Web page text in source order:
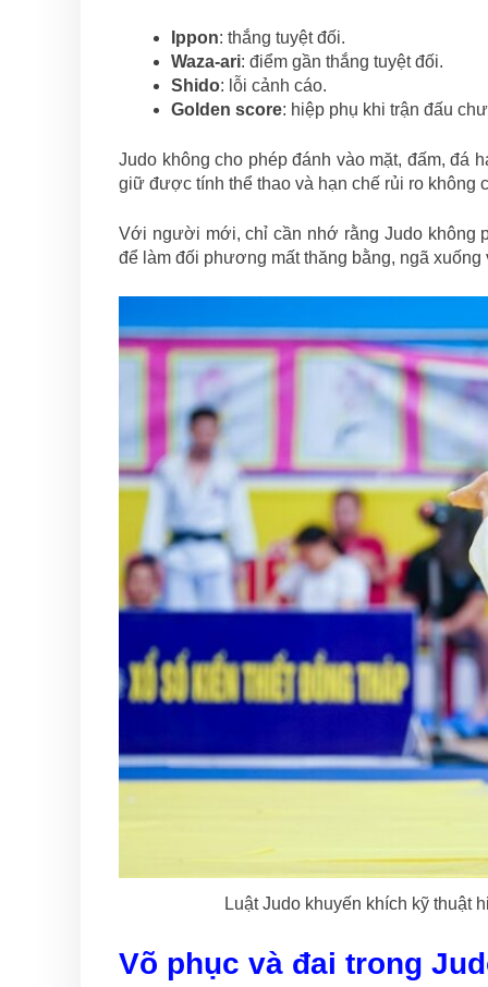
Ippon: thắng tuyệt đối.
Waza-ari: điểm gần thắng tuyệt đối.
Shido: lỗi cảnh cáo.
Golden score: hiệp phụ khi trận đấu
Judo không cho phép đánh vào mặt, đấm, đá
giữ được tính thể thao và hạn chế rủi ro không
Với người mới, chỉ cần nhớ rằng Judo không
để làm đối phương mất thăng bằng, ngã xuống
Luật Judo khuyến khích kỹ thuật
Võ phục và đai trong